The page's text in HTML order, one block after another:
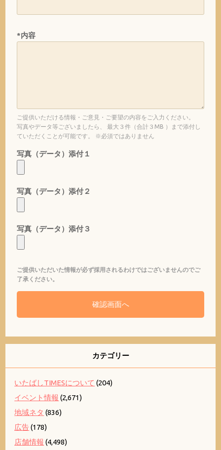
*内容
ご提供いただける情報・ご意見・ご要望の内容をご入力ください。
写真やデータ等ございましたら、 最大３件（合計３MB ）まで添付し
ていただくことが可能です。 ※必須ではありません
写真（データ）添付１
写真（データ）添付２
写真（データ）添付３
ご提供いただいた情報が必ず採用されるわけではございませんのでご
了承ください。
カテゴリー
いたばしTIMESについて (204)
イベント情報 (2,671)
地域ネタ (836)
広告(178)
店舗情報 (4,498)